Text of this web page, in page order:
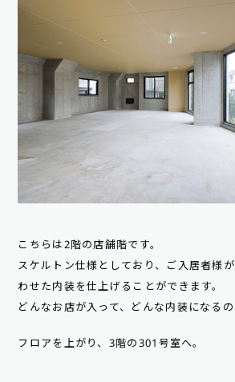
こちらは2階の店舗階です。
スケルトン仕様としており、ご入居者様
わせた内装を仕上げることができます。
どんなお店が入って、どんな内装になるの
フロアを上がり、3階の301号室へ。